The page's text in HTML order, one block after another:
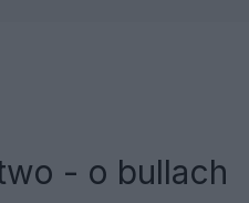
- o bullach